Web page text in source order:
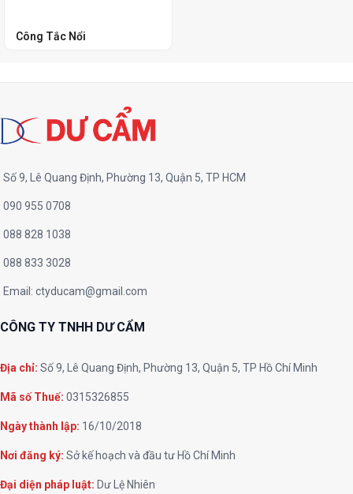
Công Tắc Nổi
Số 9, Lê Quang Định, Phường 13, Quận 5, TP HCM
090 955 0708
088 828 1038
088 833 3028
Email: ctyducam@gmail.com
CÔNG TY TNHH DƯ CẨM
Địa chỉ: Số 9, Lê Quang Định, Phường 13, Quận 5, TP Hồ Chí Minh
Mã số Thuế: 0315326855
Ngày thành lập: 16/10/2018
Nơi đăng ký: Sở kế hoạch và đầu tư Hồ Chí Minh
Đại diện pháp luật: Dư Lệ Nhiên